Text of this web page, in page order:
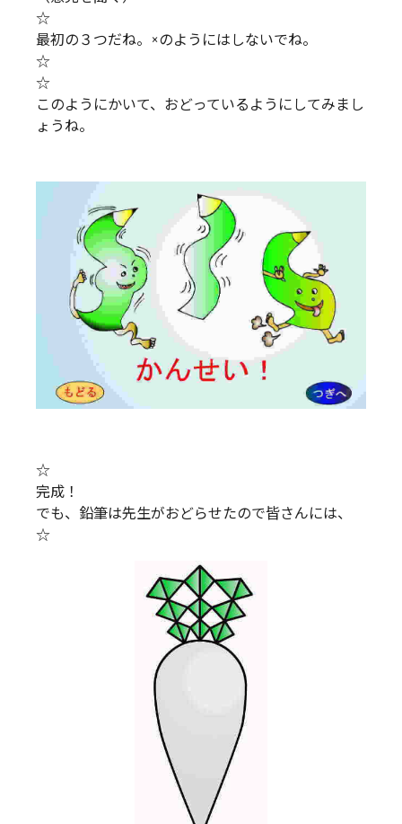
☆
最初の３つだね。×のようにはしないでね。
☆
☆
このようにかいて、おどっているようにしてみまし
ょうね。
☆
完成！
でも、鉛筆は先生がおどらせたので皆さんには、
☆